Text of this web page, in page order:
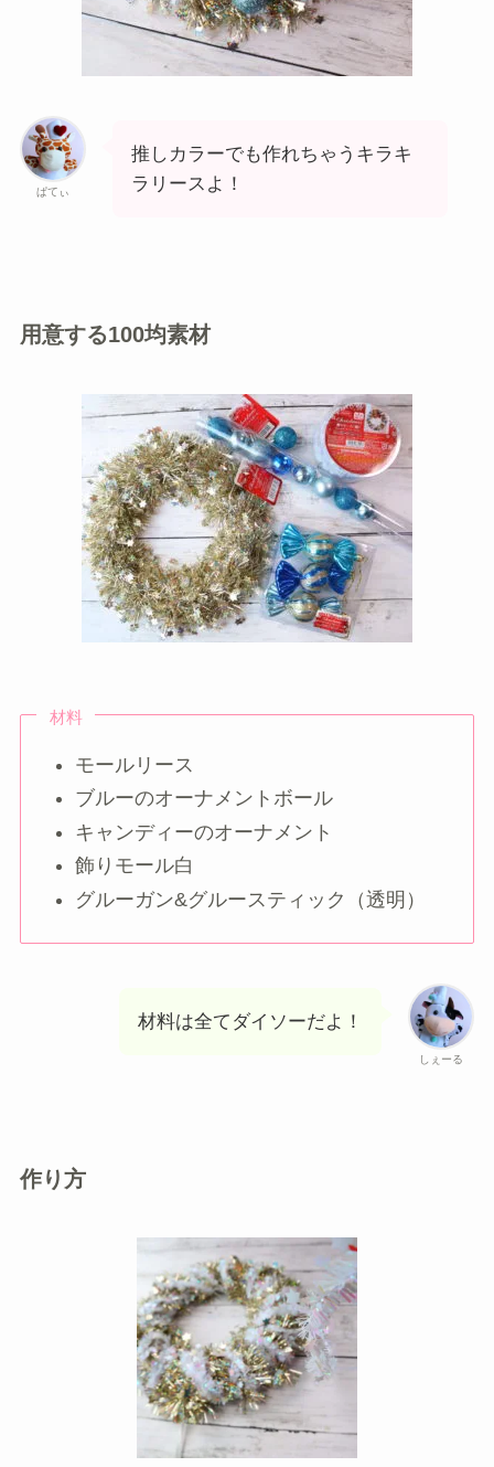
ぱてぃ
推しカラーでも作れちゃうキラキ
ラリースよ！
用意する100均素材
材料
モールリース
ブルーのオーナメントボール
キャンディーのオーナメント
飾りモール白
グルーガン&グルースティック（透明）
しぇーる
材料は全てダイソーだよ！
作り方